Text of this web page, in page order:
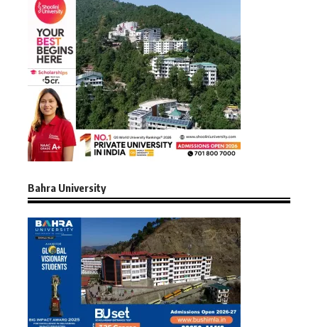
Bahra University